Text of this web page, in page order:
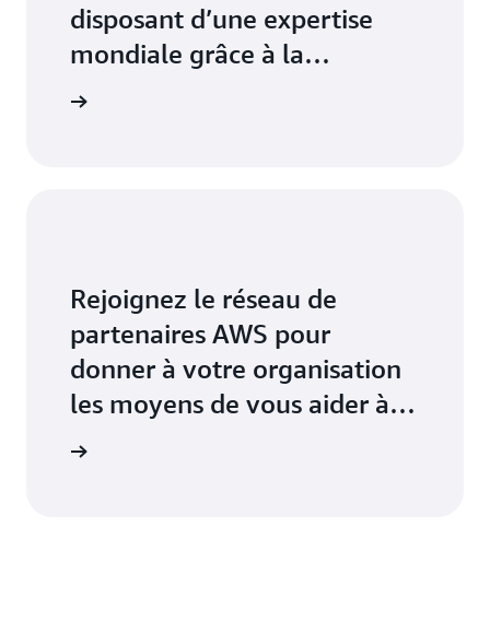
disposant d’une expertise
mondiale grâce à la
recherche de solutions de
Rejoignez le réseau de
partenaires AWS pour
donner à votre organisation
les moyens de vous aider à
développer, commercialiser